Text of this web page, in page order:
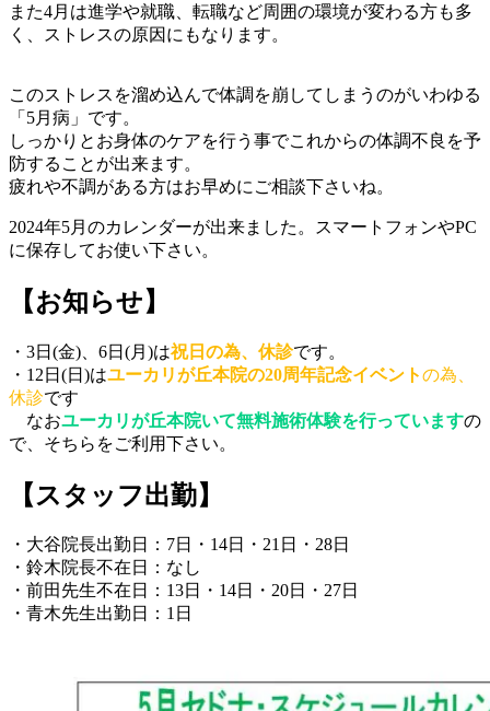
また4月は進学や就職、転職など周囲の環境が変わる方も多
く、ストレスの原因にもなります。
このストレスを溜め込んで体調を崩してしまうのがいわゆる
「5月病」です。
しっかりとお身体のケアを行う事でこれからの体調不良を予
防することが出来ます。
疲れや不調がある方はお早めにご相談下さいね。
2024年5月のカレンダーが出来ました。スマートフォンやPC
に保存してお使い下さい。
【お知らせ】
・3日(金)、6日(月)は祝日の為、休診です。
・12日(日)はユーカリが丘本院の20周年記念イベントの為、
休診です
なおユーカリが丘本院いて無料施術体験を行っていますの
で、そちらをご利用下さい。
【スタッフ出勤】
・大谷院長出勤日：7日・14日・21日・28日
・鈴木院長不在日：なし
・前田先生不在日：13日・14日・20日・27日
・青木先生出勤日：1日